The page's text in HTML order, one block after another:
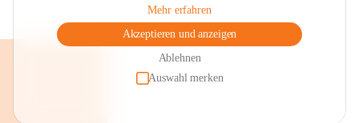
Mehr erfahren
Akzeptieren und anzeigen
Ablehnen
Auswahl merken